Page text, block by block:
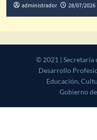
administrador 28/07/2026
© 2021 | Secretaría de
Profesional Docente |
Tecnología | Gobierno de